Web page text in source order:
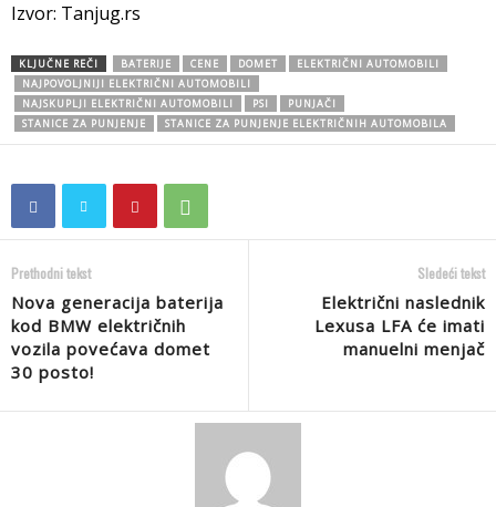
Izvor: Tanjug.rs
KLJUČNE REČI BATERIJE CENE DOMET
ELEKTRIČNI AUTOMOBILI
NAJPOVOLJNIJI ELEKTRIČNI AUTOMOBILI
NAJSKUPLJI ELEKTRIČNI AUTOMOBILI
PSI
PUNJAČI
STANICE ZA PUNJENJE
STANICE ZA PUNJENJE ELEKTRIČNIH AUTOMOBILA
Prethodni tekst
Nova generacija baterija
kod BMW električnih
vozila povećava domet
30 posto!
Sledeći tekst
Električni naslednik
Lexusa LFA će imati
manuelni menjač